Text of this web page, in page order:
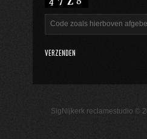
SigNijkerk reclamestudio ©